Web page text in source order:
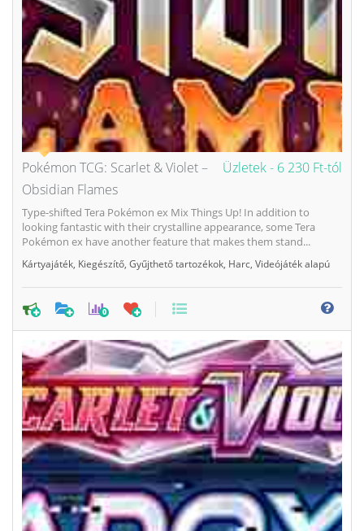
Üzletek - 6 230 Ft-tól
Pokémon TCG: Scarlet & Violet –
Obsidian Flames
Type-shifted Tera Pokémon ex Mix Things Up! In addition to
looking fantastic with their crystalline appearance, some Tera
Pokémon ex have another feature that makes them stand...
Kártyajáték Kiegészítő Gyűjthető tartozékok Harc Videójáték alapú
0